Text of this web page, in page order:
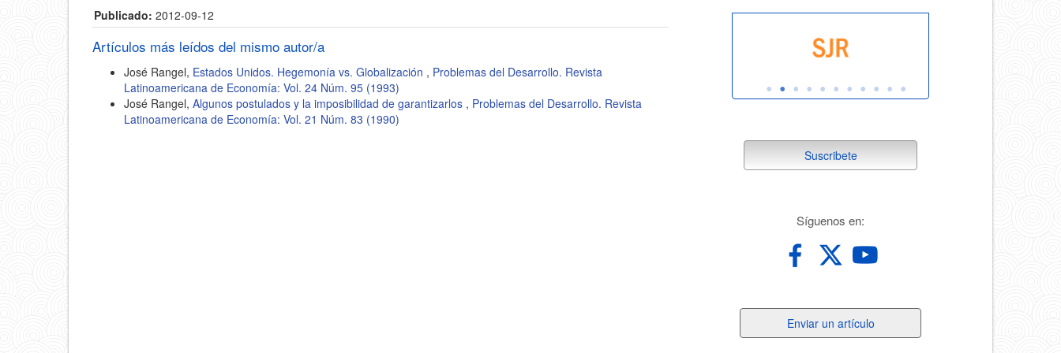
Publicado: 2012-09-12
Artículos más leídos del mismo autor/a
José Rangel, Estados Unidos. Hegemonía vs. Globalización , Problemas del Desarrollo. Revista
Latinoamericana de Economía: Vol. 24 Núm. 95 (1993)
José Rangel, Algunos postulados y la imposibilidad de garantizarlos , Problemas del Desarrollo. Revista
Latinoamericana de Economía: Vol. 21 Núm. 83 (1990)
suscribete
Suscribete
Síguenos en:
un
Enviar un artículo